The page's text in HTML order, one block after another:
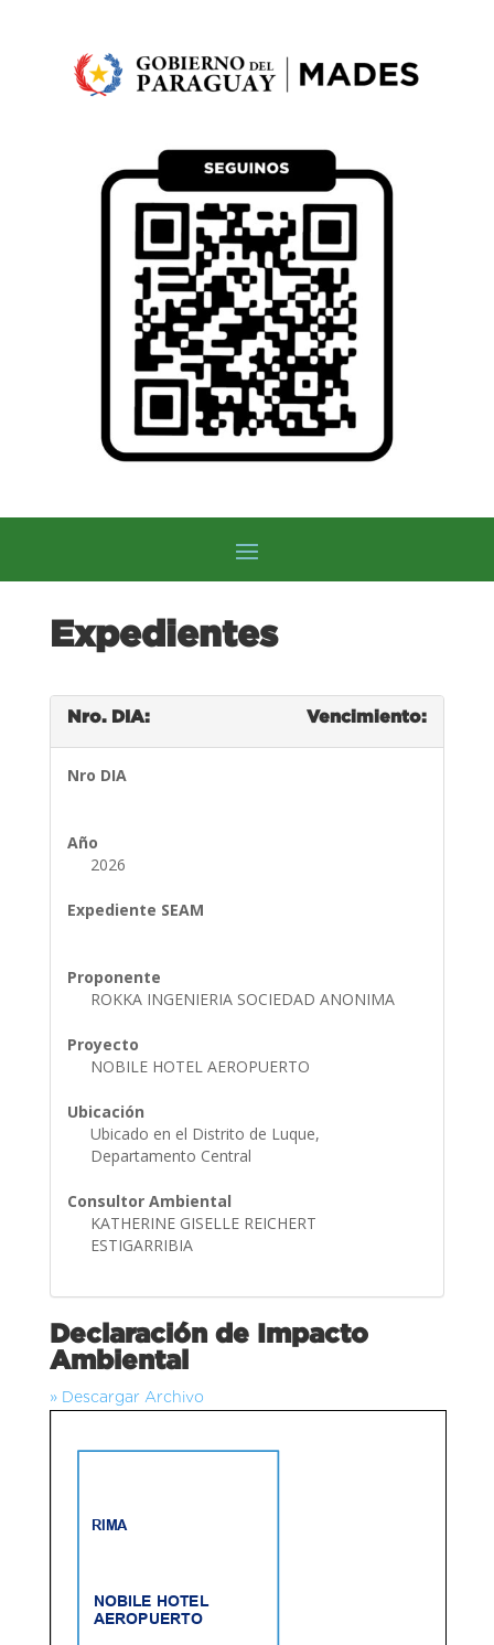
Expedientes
Nro. DIA: Vencimiento:
Nro DIA
Año
2026
Expediente SEAM
Proponente
ROKKA INGENIERIA SOCIEDAD ANONIMA
Proyecto
NOBILE HOTEL AEROPUERTO
Ubicación
Ubicado en el Distrito de Luque,
Departamento Central
Consultor Ambiental
KATHERINE GISELLE REICHERT
ESTIGARRIBIA
Declaración de Impacto
Ambiental
» Descargar Archivo